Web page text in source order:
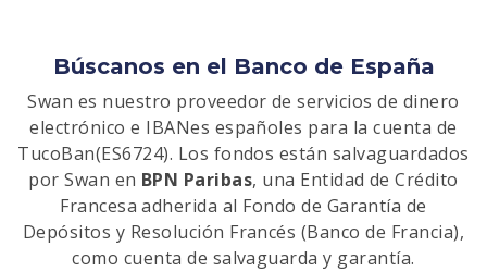
Búscanos en el Banco de España
Swan es nuestro proveedor de servicios de dinero
electrónico e IBANes españoles para la cuenta de
TucoBan(ES6724). Los fondos están salvaguardados
por Swan en BPN Paribas, una Entidad de Crédito
Francesa adherida al Fondo de Garantía de
Depósitos y Resolución Francés (Banco de Francia),
como cuenta de salvaguarda y garantía.